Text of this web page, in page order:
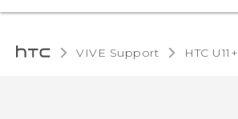
VIVE Support HTC U11+‎